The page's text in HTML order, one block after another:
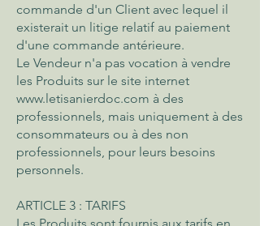
commande d'un Client avec lequel il
existerait un litige relatif au paiement
d'une commande antérieure.
Le Vendeur n'a pas vocation à vendre
les Produits sur le site internet
www.letisanierdoc.com à des
professionnels, mais uniquement à des
consommateurs ou à des non
professionnels, pour leurs besoins
personnels.
ARTICLE 3 : TARIFS